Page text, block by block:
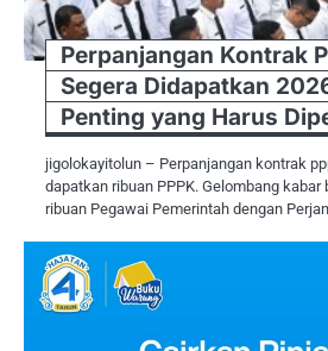
Perpanjangan Kontrak
Segera Didapatkan
Penting yang Harus
jigolokayitolun – Perpanjangan kontrak
dapatkan ribuan PPPK. Gelombang
ribuan Pegawai Pemerintah dengan